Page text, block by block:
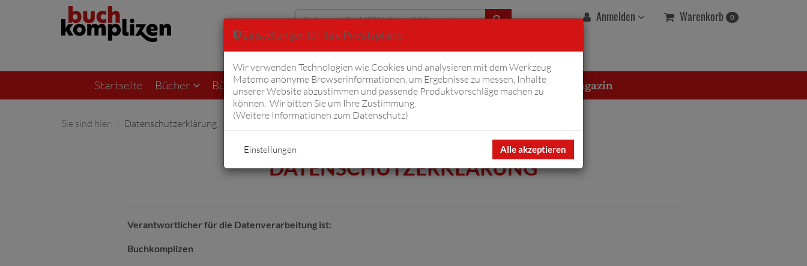
Anmelden Warenkorb 0
Erweiterte Suche
Startseite Bücher Bücher von Fiftyfifty Hörbücher Komplizen Overton Magazin
Sie sind hier: Datenschutzerklärung
DATENSCHUTZERKLÄRUNG
Verantwortlicher für die Datenverarbeitung ist:
Buchkomplizen
Einstellungen für Ihre Privatsphäre
Wir verwenden Technologien wie Cookies und analysieren mit dem Werkzeug
Matomo anonyme Browserinformationen, um Ergebnisse zu messen, Inhalte
unserer Website abzustimmen und passende Produktvorschläge machen zu
können. Wir bitten Sie um Ihre Zustimmung.
(Weitere Informationen zum Datenschutz)
Alle akzeptieren
Einstellungen